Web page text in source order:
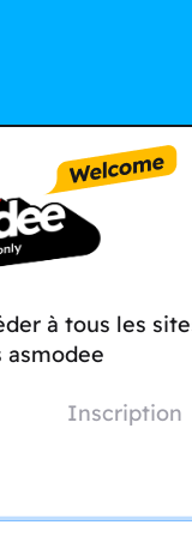
à tous les
asmodee
Inscription